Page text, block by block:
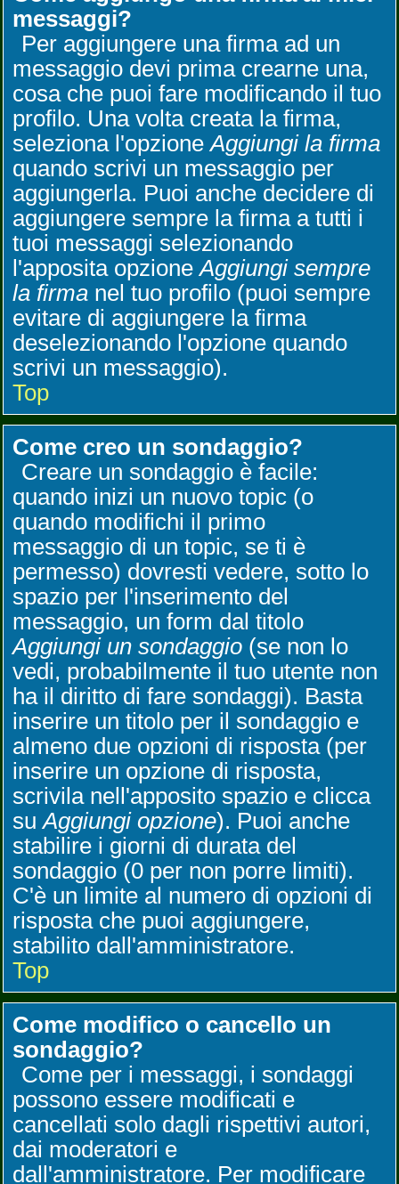
messaggi?
Per aggiungere una firma ad un
messaggio devi prima crearne una,
cosa che puoi fare modificando il tuo
profilo. Una volta creata la firma,
seleziona l'opzioneAggiungi la firma
quando scrivi un messaggio per
aggiungerla. Puoi anche decidere di
aggiungere sempre la firma a tutti i
tuoi messaggi selezionando
l'apposita opzioneAggiungi sempre
la firma nel tuo profilo (puoi sempre
evitare di aggiungere la firma
deselezionando l'opzione quando
scrivi un messaggio).
Top
Come creo un sondaggio?
Creare un sondaggio è facile:
quando inizi un nuovo topic (o
quando modifichi il primo
messaggio di un topic, se ti è
permesso) dovresti vedere, sotto lo
spazio per l'inserimento del
messaggio, un form dal titolo
Aggiungi un sondaggio (se non lo
vedi, probabilmente il tuo utente non
ha il diritto di fare sondaggi). Basta
inserire un titolo per il sondaggio e
almeno due opzioni di risposta (per
inserire un opzione di risposta,
scrivila nell'apposito spazio e clicca
suAggiungi opzione). Puoi anche
stabilire i giorni di durata del
sondaggio (0 per non porre limiti).
C'è un limite al numero di opzioni di
risposta che puoi aggiungere,
stabilito dall'amministratore.
Top
Come modifico o cancello un
sondaggio?
Come per i messaggi, i sondaggi
possono essere modificati e
cancellati solo dagli rispettivi autori,
dai moderatori e
dall'amministratore. Per modificare